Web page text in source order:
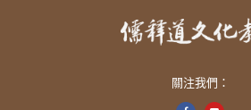
關注我們：